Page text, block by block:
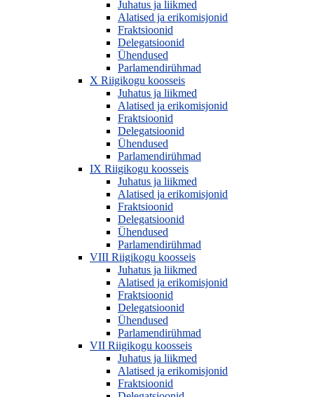
Juhatus ja liikmed
Alatised ja erikomisjonid
Fraktsioonid
Delegatsioonid
Ühendused
Parlamendirühmad
X Riigikogu koosseis
Juhatus ja liikmed
Alatised ja erikomisjonid
Fraktsioonid
Delegatsioonid
Ühendused
Parlamendirühmad
IX Riigikogu koosseis
Juhatus ja liikmed
Alatised ja erikomisjonid
Fraktsioonid
Delegatsioonid
Ühendused
Parlamendirühmad
VIII Riigikogu koosseis
Juhatus ja liikmed
Alatised ja erikomisjonid
Fraktsioonid
Delegatsioonid
Ühendused
Parlamendirühmad
VII Riigikogu koosseis
Juhatus ja liikmed
Alatised ja erikomisjonid
Fraktsioonid